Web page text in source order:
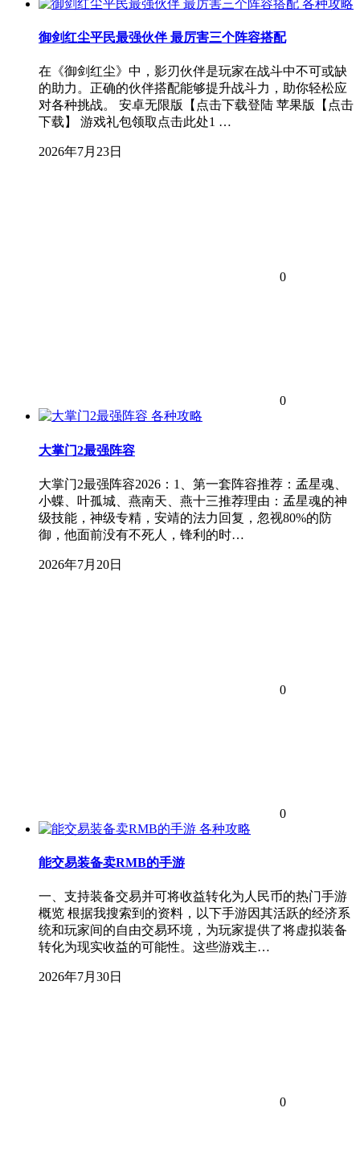
各种攻略
御剑红尘平民最强伙伴 最厉害三个阵容搭配
在《御剑红尘》中，影刃伙伴是玩家在战斗中不可或缺
的助力。正确的伙伴搭配能够提升战斗力，助你轻松应
对各种挑战。 安卓无限版【点击下载登陆 苹果版【点击
下载】 游戏礼包领取点击此处1 …
2026年7月23日
0
0
各种攻略
大掌门2最强阵容
大掌门2最强阵容2026：1、第一套阵容推荐：孟星魂、
小蝶、叶孤城、燕南天、燕十三推荐理由：孟星魂的神
级技能，神级专精，安靖的法力回复，忽视80%的防
御，他面前没有不死人，锋利的时…
2026年7月20日
0
0
各种攻略
能交易装备卖RMB的手游
一、支持装备交易并可将收益转化为人民币的热门手游
概览 根据我搜索到的资料，以下手游因其活跃的经济系
统和玩家间的自由交易环境，为玩家提供了将虚拟装备
转化为现实收益的可能性。这些游戏主…
2026年7月30日
0